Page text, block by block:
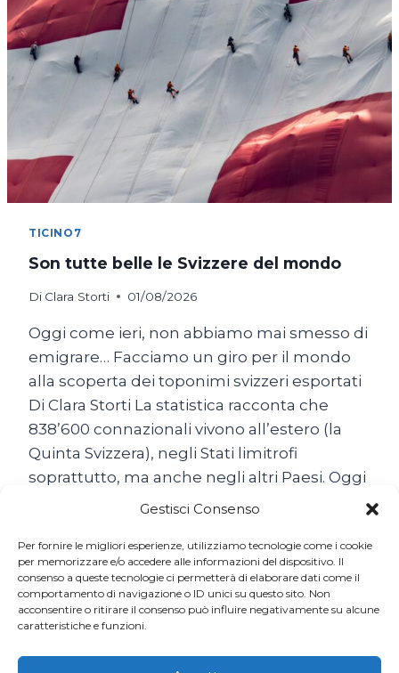
Gestisci Consenso
Per fornire le migliori esperienze, utilizziamo tecnologie come i cookie
per memorizzare e/o accedere alle informazioni del dispositivo. Il
consenso a queste tecnologie ci permetterà di elaborare dati come il
comportamento di navigazione o ID unici su questo sito. Non
acconsentire o ritirare il consenso può influire negativamente su alcune
caratteristiche e funzioni.
TICINO7
Son tutte belle le Svizzere del mondo
Di Clara Storti 01/08/2026
Oggi come ieri, non abbiamo mai smesso di
emigrare… Facciamo un giro per il mondo
alla scoperta dei toponimi svizzeri esportati
Di Clara Storti La statistica racconta che
838’600 connazionali vivono all’estero (la
Quinta Svizzera), negli Stati limitrofi
soprattutto, ma anche negli altri Paesi. Oggi
come ieri, non abbiamo mai smesso di
LEGGI TUTTOSON
TUTTE
BELLE
LE
DEL